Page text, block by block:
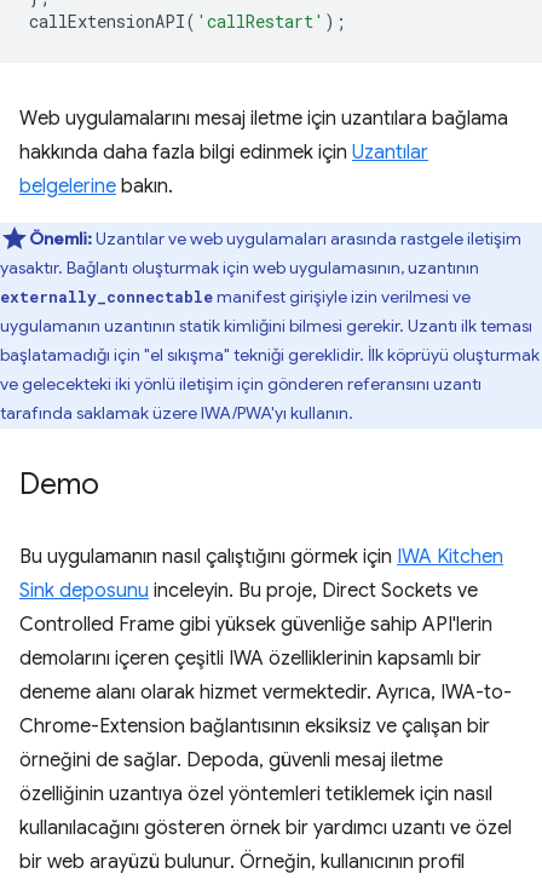
callExtensionAPI( 'callRestart' );
Web uygulamalarını mesaj iletme için uzantılara bağlama
hakkında daha fazla bilgi edinmek için Uzantılar
belgelerine⁠⁠ bakın.
Önemli:Uzantılar ve web uygulamaları arasında rastgele iletişim
yasaktır. Bağlantı oluşturmak için web uygulamasının, uzantının
externally_connectablemanifest girişiyle izin verilmesi ve
uygulamanın uzantının statik kimliğini bilmesi gerekir. Uzantı ilk teması
başlatamadığı için "el sıkışma" tekniği gereklidir. İlk köprüyü oluşturmak
ve gelecekteki iki yönlü iletişim için gönderen referansını uzantı
tarafında saklamak üzere IWA/PWA'yı kullanın.
Demo
Bu uygulamanın nasıl çalıştığını görmek için IWA Kitchen
Sink deposunu inceleyin. Bu proje, Direct Sockets ve
Controlled Frame gibi yüksek güvenliğe sahip API'lerin
demolarını içeren çeşitli IWA özelliklerinin kapsamlı bir
deneme alanı olarak hizmet vermektedir. Ayrıca, IWA-to-
Chrome-Extension bağlantısının eksiksiz ve çalışan bir
örneğini de sağlar. Depoda, güvenli mesaj iletme
özelliğinin uzantıya özel yöntemleri tetiklemek için nasıl
kullanılacağını gösteren örnek bir yardımcı uzantı ve özel
bir web arayüzü bulunur. Örneğin, kullanıcının profil